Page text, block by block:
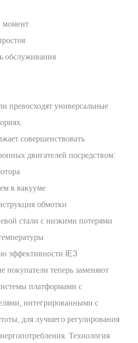
момент
обслуживания
превосходят универсальные
совершенствовать
двигателей посредством:
в вакууме
обмотки
стали с низкими потерями
эффективности IE3
теперь заменяют
платформами с
интегрированными с
для лучшего регулирования
Технология